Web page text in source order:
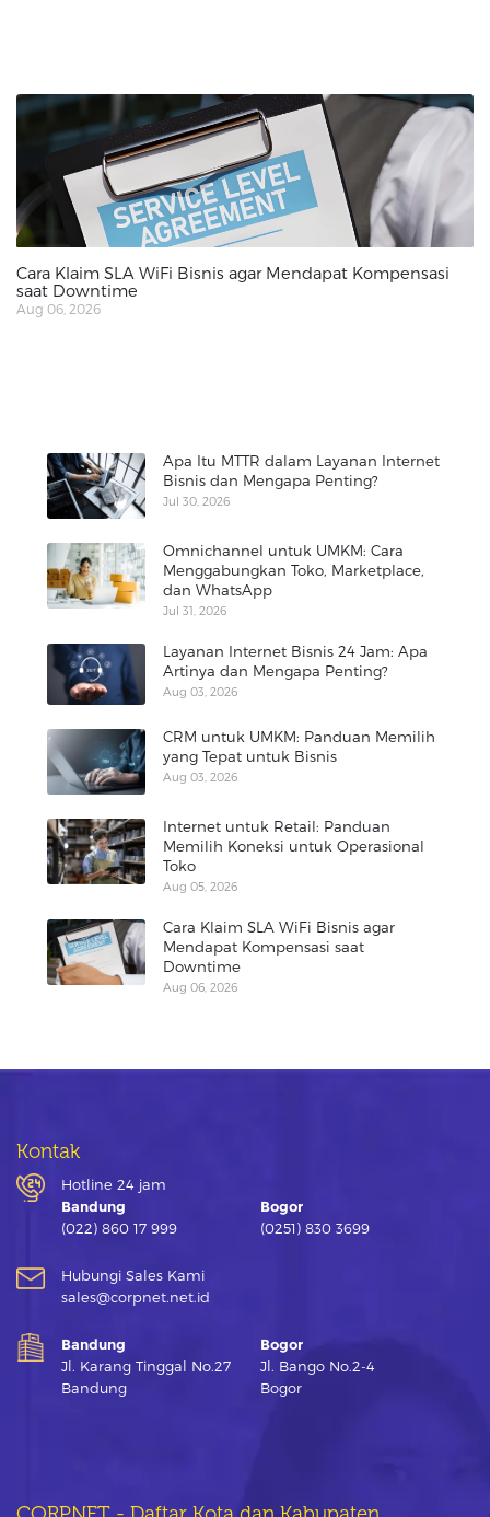
Cara Klaim SLA WiFi Bisnis agar Mendapat Kompensasi
saat Downtime
Aug 06, 2026
Apa Itu MTTR dalam Layanan Internet
Bisnis dan Mengapa Penting?
Jul 30, 2026
Omnichannel untuk UMKM: Cara
Menggabungkan Toko, Marketplace,
dan WhatsApp
Jul 31, 2026
Layanan Internet Bisnis 24 Jam: Apa
Artinya dan Mengapa Penting?
Aug 03, 2026
CRM untuk UMKM: Panduan Memilih
yang Tepat untuk Bisnis
Aug 03, 2026
Internet untuk Retail: Panduan
Memilih Koneksi untuk Operasional
Toko
Aug 05, 2026
Cara Klaim SLA WiFi Bisnis agar
Mendapat Kompensasi saat
Downtime
Aug 06, 2026
Kontak
Hotline 24 jam
Bandung
(022) 860 17 999
Bogor
(0251) 830 3699
Hubungi Sales Kami
sales@corpnet.net.id
Bandung
Jl. Karang Tinggal No.27
Bandung
Bogor
Jl. Bango No.2-4
Bogor